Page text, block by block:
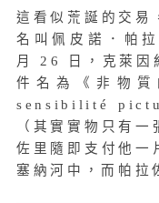
這看似荒誕的交
名叫佩皮諾．帕
月 26 日，克萊因
件名為《非物
sensibilité
（其實實物只有
佐里隨即支付他一
塞納河中，而帕拉